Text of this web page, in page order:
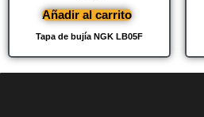
Tapa de bujía NGK LB05F
Añadir al carrito